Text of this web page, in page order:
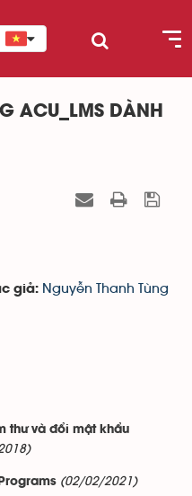
ACU_LMS DÀNH
giả: Nguyễn Thanh Tùng
thư và đổi mật khẩu
(02/02/2021)